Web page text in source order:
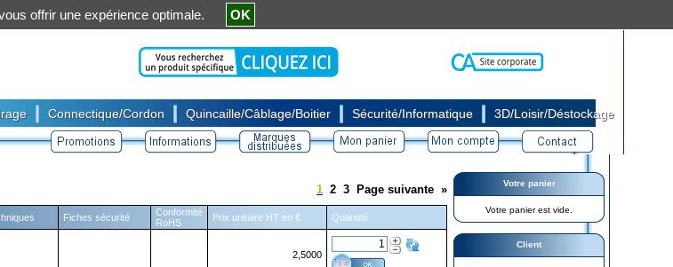
Connectique/Cordon Quincaille/Câblage/Boitier Sécurité/Informatique 3D/Loisir/Déstockage
1 2 3 Page suivante »
Fiches sécurité
Conformité
RoHS
Prix unitaire HT en € Quantité
2,5000
Votre panier
Votre panier est vide.
Client
vous offrir une expérience optimale. OK